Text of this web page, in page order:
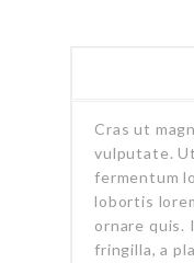
Cras ut
vulputate.
fermentum
lobortis
ornare quis.
fringilla, a